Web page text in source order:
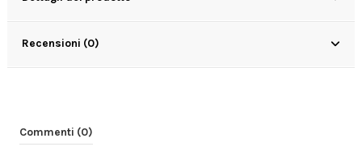
Recensioni (0)
Commenti (0)